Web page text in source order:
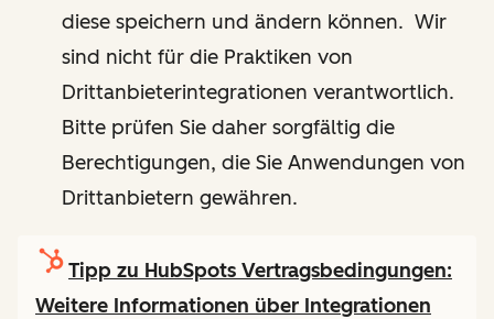
diese speichern und ändern können. Wir
sind nicht für die Praktiken von
Drittanbieterintegrationen verantwortlich.
Bitte prüfen Sie daher sorgfältig die
Berechtigungen, die Sie Anwendungen von
Drittanbietern gewähren.
Tipp zu HubSpots Vertragsbedingungen:
Weitere Informationen über Integrationen